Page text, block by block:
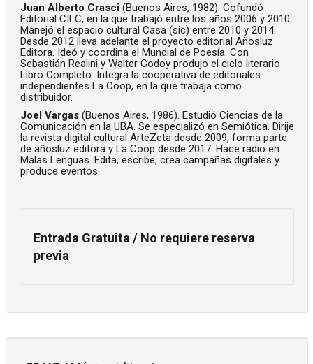
Juan Alberto Crasci (Buenos Aires, 1982). Cofundó
Editorial CILC, en la que trabajó entre los años 2006 y 2010.
Manejó el espacio cultural Casa (sic) entre 2010 y 2014.
Desde 2012 lleva adelante el proyecto editorial Añosluz
Editora. Ideó y coordina el Mundial de Poesía. Con
Sebastián Realini y Walter Godoy produjo el ciclo literario
Libro Completo. Integra la cooperativa de editoriales
independientes La Coop, en la que trabaja como
distribuidor.
Joel Vargas (Buenos Aires, 1986). Estudió Ciencias de la
Comunicación en la UBA. Se especializó en Semiótica. Dirije
la revista digital cultural ArteZeta desde 2009, forma parte
de añosluz editora y La Coop desde 2017. Hace radio en
Malas Lenguas. Edita, escribe, crea campañas digitales y
produce eventos.
Entrada Gratuita / No requiere reserva
previa